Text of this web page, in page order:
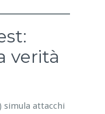
verità
simula attacchi